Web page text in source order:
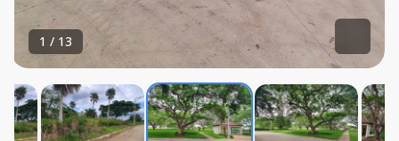
1 / 13